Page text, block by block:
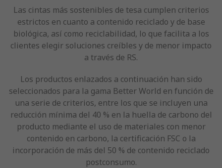
Las cintas más sostenibles de tesa cumplen criterios
estrictos en cuanto a contenido reciclado y de base
biológica, así como reciclabilidad, lo que facilita a los
clientes elegir soluciones creíbles y de menor impacto
a través de RS.
Los productos enlazados a continuación han sido
seleccionados para la gama Better World en función de
una serie de criterios, entre los que se incluyen una
reducción mínima del 40 % en la huella de carbono del
producto mediante el uso de materiales con menor
contenido en carbono, la certificación FSC o la
incorporación de más del 50 % de contenido reciclado
postconsumo.